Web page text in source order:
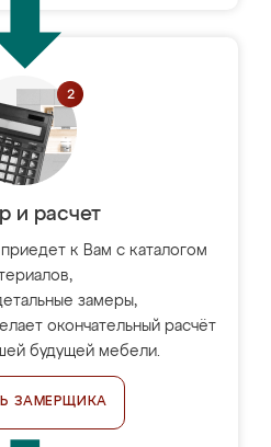
и расчет
к Вам с каталогом
замеры,
окончательный расчёт
будущей мебели.
ЗАМЕРЩИКА